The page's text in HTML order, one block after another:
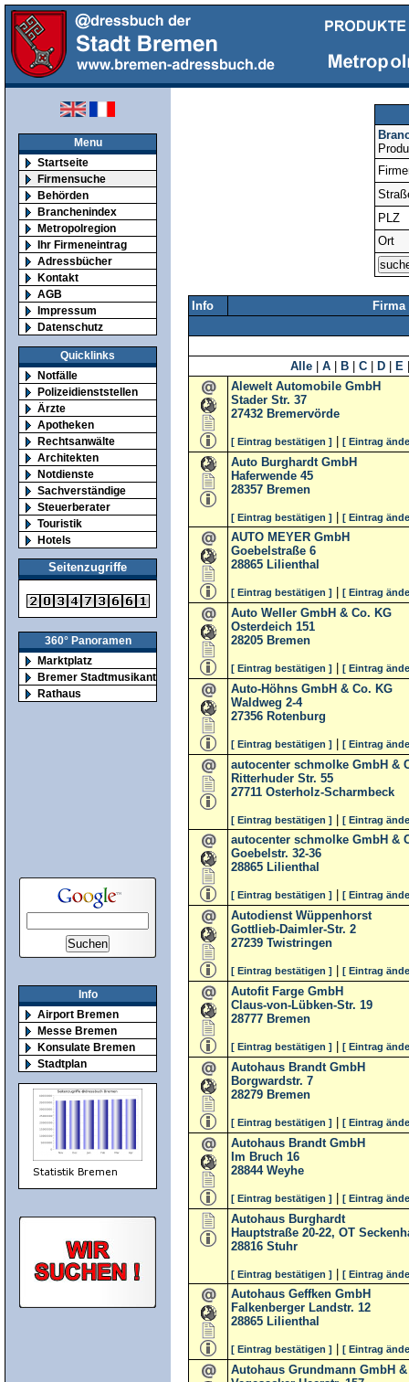
Menu
Startseite
Firmensuche
Behörden
Branchenindex
Metropolregion
Ihr Firmeneintrag
Adressbücher
Kontakt
AGB
Impressum
Datenschutz
Quicklinks
Notfälle
Polizeidienststellen
Ärzte
Apotheken
Rechtsanwälte
Architekten
Notdienste
Sachverständige
Steuerberater
Touristik
Hotels
Seitenzugriffe
360° Panoramen
Marktplatz
Bremer Stadtmusikanten
Rathaus
Info
Airport Bremen
Messe Bremen
Konsulate Bremen
Stadtplan
PLZ
Ort
Info Firma
Alle A B C D E
Alewelt Automobile GmbH
Stader Str. 37
27432 Bremervörde
[ Eintrag bestätigen ] [ Eintrag
Auto Burghardt GmbH
Haferwende 45
28357 Bremen
[ Eintrag bestätigen ] [ Eintrag
AUTO MEYER GmbH
Goebelstraße 6
28865 Lilienthal
[ Eintrag bestätigen ] [ Eintrag
Auto Weller GmbH & Co. KG
Osterdeich 151
28205 Bremen
[ Eintrag bestätigen ] [ Eintrag
Auto-Höhns GmbH & Co. KG
Waldweg 2-4
27356 Rotenburg
[ Eintrag bestätigen ] [ Eintrag
autocenter schmolke GmbH &
Ritterhuder Str. 55
27711 Osterholz-Scharmbeck
[ Eintrag bestätigen ] [ Eintrag
autocenter schmolke GmbH &
Goebelstr. 32-36
28865 Lilienthal
[ Eintrag bestätigen ] [ Eintrag
Autodienst Wüppenhorst
Gottlieb-Daimler-Str. 2
27239 Twistringen
[ Eintrag bestätigen ] [ Eintrag
Autofit Farge GmbH
Claus-von-Lübken-Str. 19
28777 Bremen
[ Eintrag bestätigen ] [ Eintrag
Autohaus Brandt GmbH
Borgwardstr. 7
28279 Bremen
[ Eintrag bestätigen ] [ Eintrag
Autohaus Brandt GmbH
Im Bruch 16
28844 Weyhe
[ Eintrag bestätigen ] [ Eintrag
Autohaus Burghardt
Hauptstraße 20-22, OT
28816 Stuhr
[ Eintrag bestätigen ] [ Eintrag
Autohaus Geffken GmbH
Falkenberger Landstr. 12
28865 Lilienthal
[ Eintrag bestätigen ] [ Eintrag
Autohaus Grundmann GmbH